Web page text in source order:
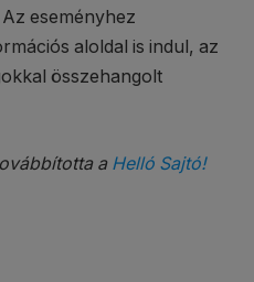
eseményhez
aloldal is indul, az
összehangolt
a Helló Sajtó!